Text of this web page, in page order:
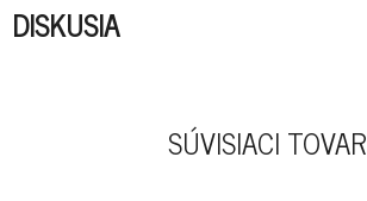
DISKUSIA
SÚVISIACI TOVAR